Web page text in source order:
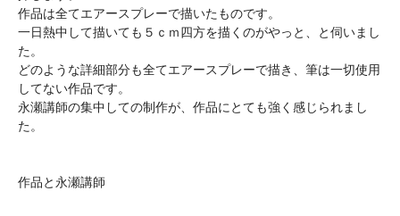
作品は全てエアースプレーで描いたものです。
一日熱中して描いても５ｃｍ四方を描くのがやっと、と伺いまし
た。
どのような詳細部分も全てエアースプレーで描き、筆は一切使用
してない作品です。
永瀬講師の集中しての制作が、作品にとても強く感じられまし
た。
作品と永瀬講師